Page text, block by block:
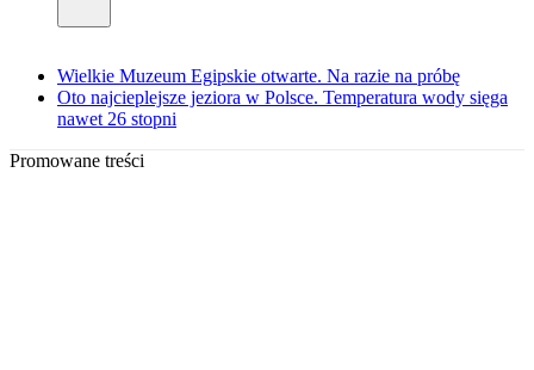
Wielkie Muzeum Egipskie otwarte. Na razie na próbę
Oto najcieplejsze jeziora w Polsce. Temperatura wody sięga
nawet 26 stopni
Promowane treści